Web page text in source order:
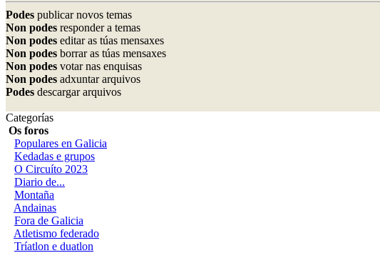
Podes publicar novos temas
Non podes responder a temas
Non podes editar as túas mensaxes
Non podes borrar as túas mensaxes
Non podes votar nas enquisas
Non podes adxuntar arquivos
Podes descargar arquivos
Categorías
Os foros
Populares en Galicia
Kedadas e grupos
O Circuíto 2023
Diario de...
Montaña
Andainas
Fora de Galicia
Atletismo federado
Tríatlon e duatlon